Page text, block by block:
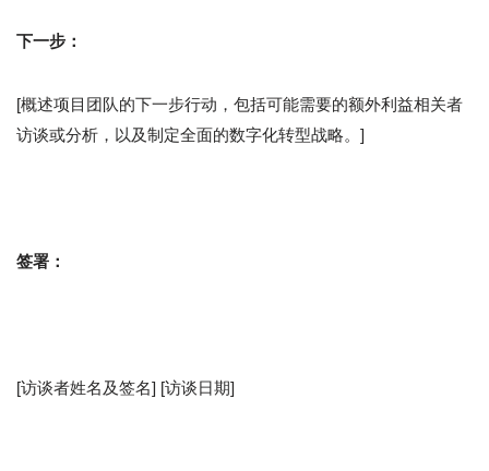
下一步：
[概述项目团队的下一步行动，包括可能需要的额外利益相关者
访谈或分析，以及制定全面的数字化转型战略。]
签署：
[访谈者姓名及签名] [访谈日期]